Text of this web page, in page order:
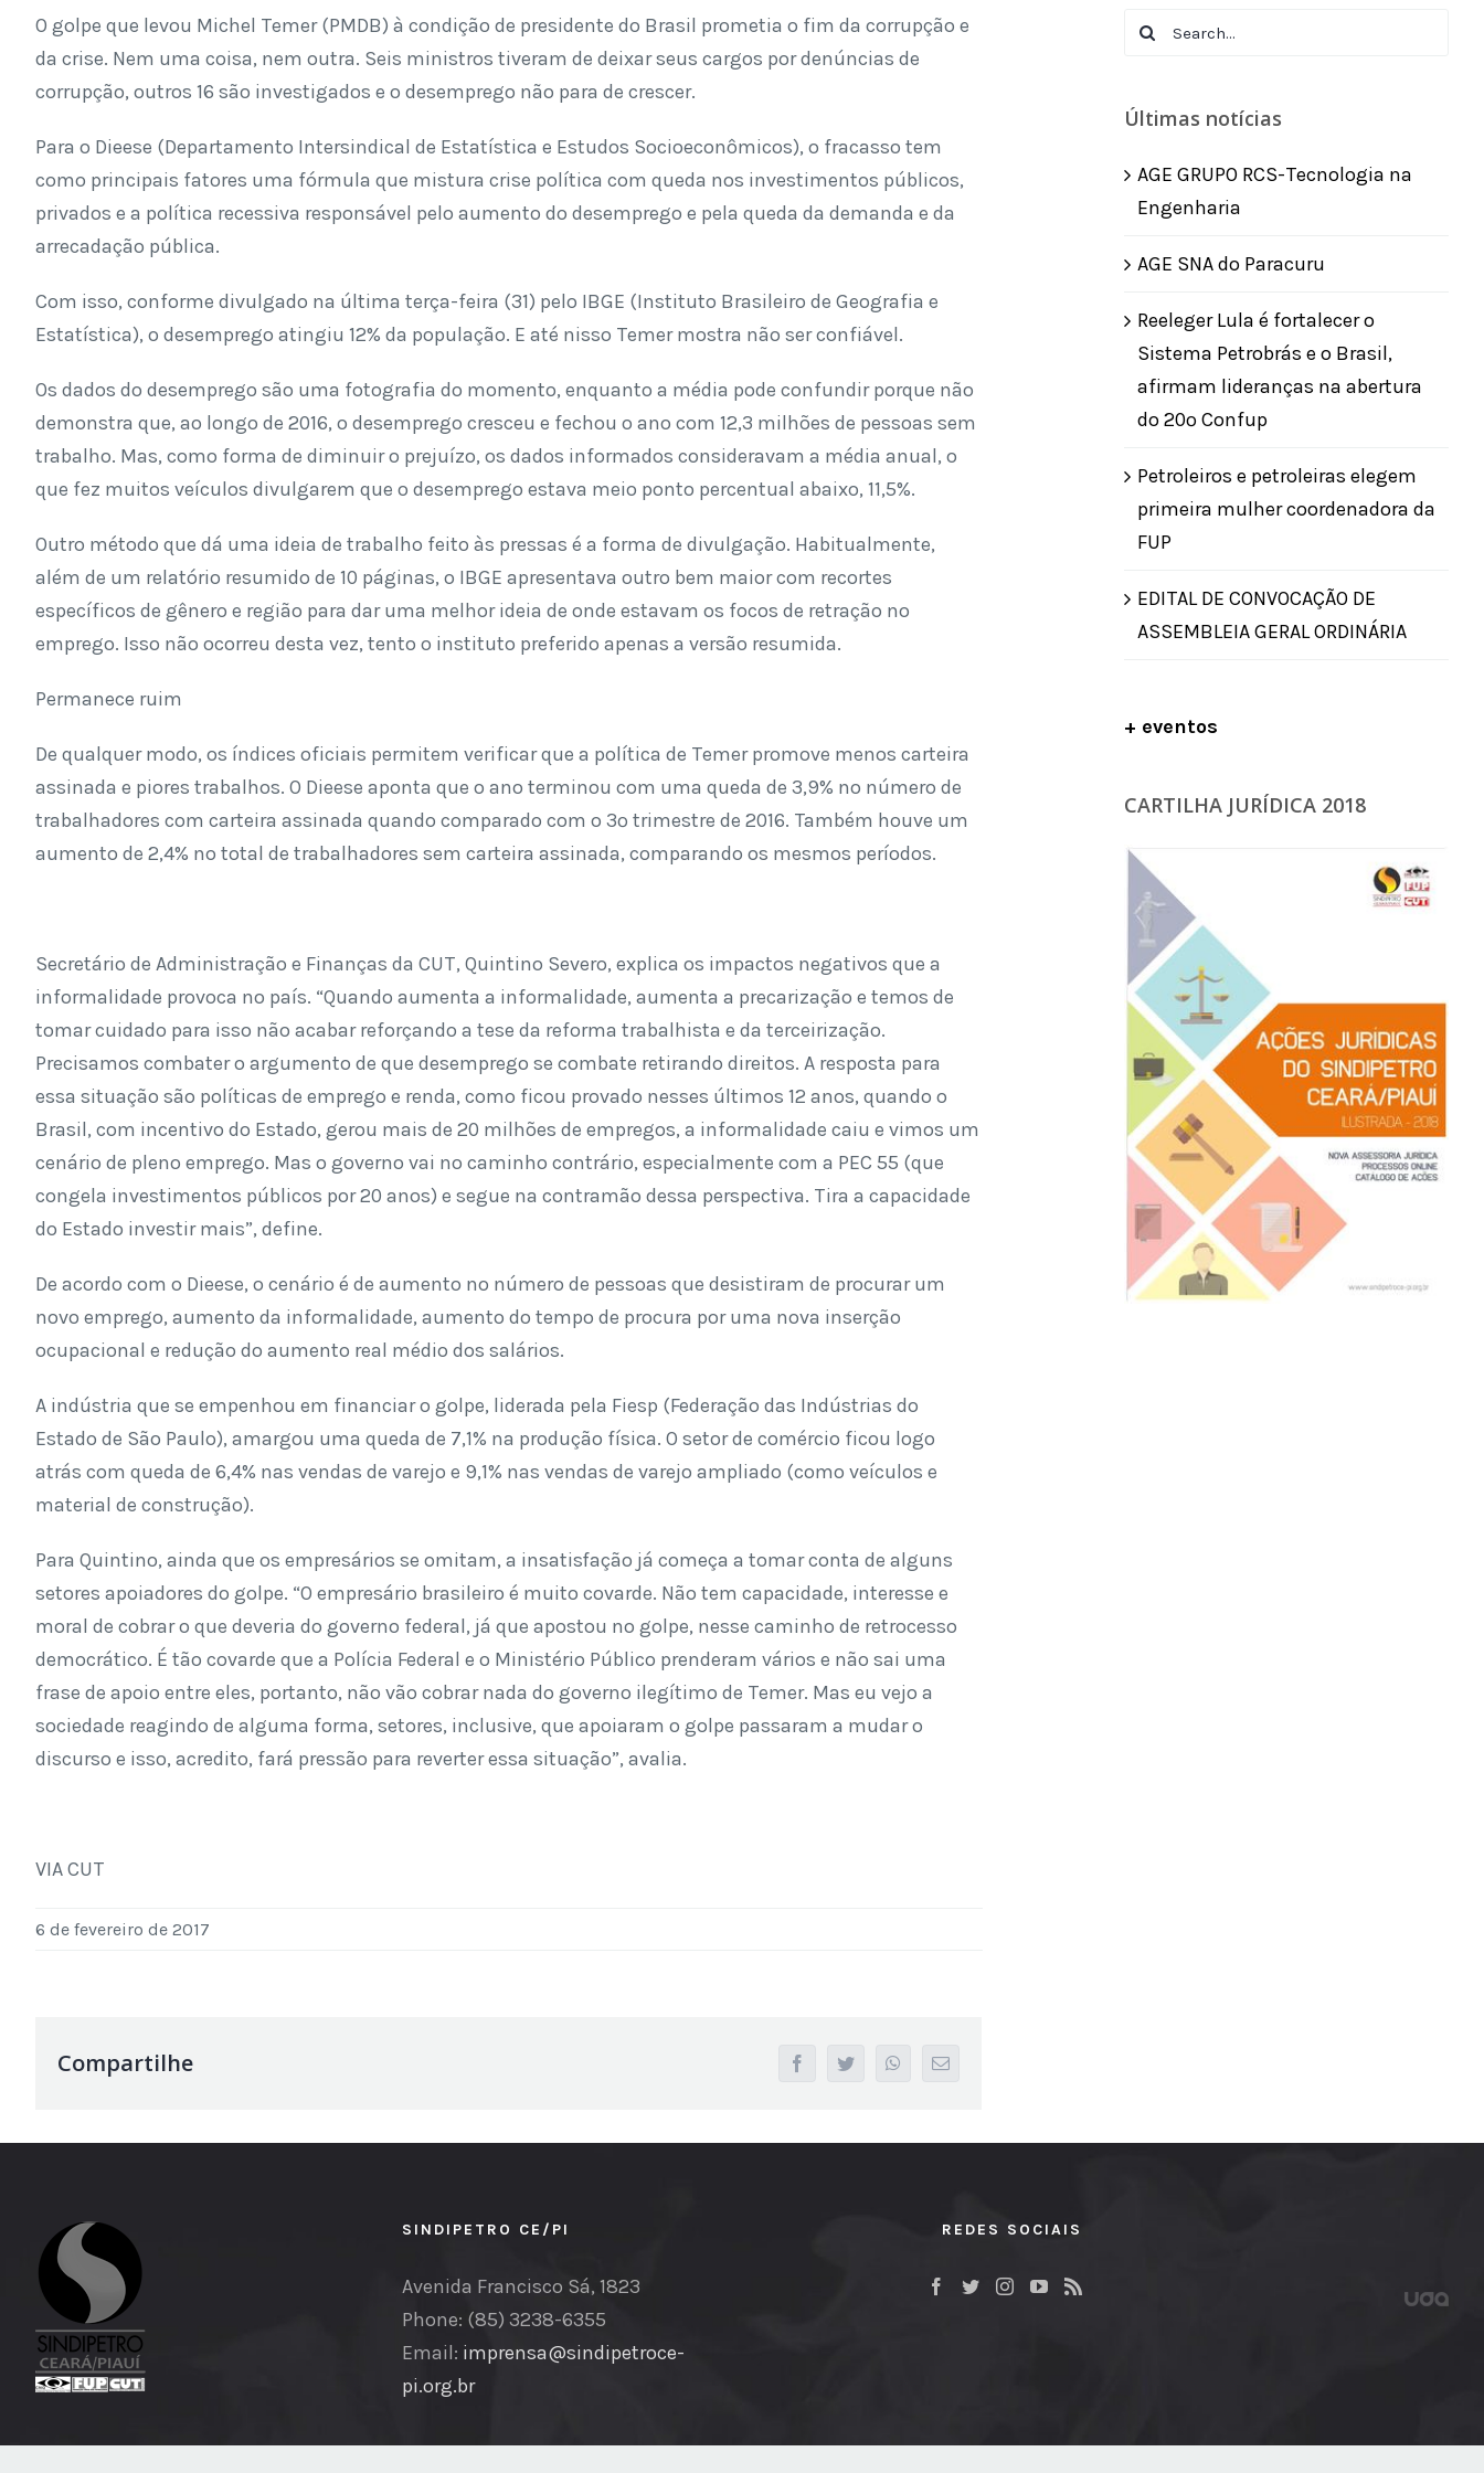
O golpe que levou Michel Temer (PMDB) à condição de presidente do Brasil prometia o fim da corrupção e
da crise. Nem uma coisa, nem outra. Seis ministros tiveram de deixar seus cargos por denúncias de
corrupção, outros 16 são investigados e o desemprego não para de crescer.
Para o Dieese (Departamento Intersindical de Estatística e Estudos Socioeconômicos), o fracasso tem
como principais fatores uma fórmula que mistura crise política com queda nos investimentos públicos,
privados e a política recessiva responsável pelo aumento do desemprego e pela queda da demanda e da
arrecadação pública.
Com isso, conforme divulgado na última terça-feira (31) pelo IBGE (Instituto Brasileiro de Geografia e
Estatística), o desemprego atingiu 12% da população. E até nisso Temer mostra não ser confiável.
Os dados do desemprego são uma fotografia do momento, enquanto a média pode confundir porque não
demonstra que, ao longo de 2016, o desemprego cresceu e fechou o ano com 12,3 milhões de pessoas sem
trabalho. Mas, como forma de diminuir o prejuízo, os dados informados consideravam a média anual, o
que fez muitos veículos divulgarem que o desemprego estava meio ponto percentual abaixo, 11,5%.
Outro método que dá uma ideia de trabalho feito às pressas é a forma de divulgação. Habitualmente,
além de um relatório resumido de 10 páginas, o IBGE apresentava outro bem maior com recortes
específicos de gênero e região para dar uma melhor ideia de onde estavam os focos de retração no
emprego. Isso não ocorreu desta vez, tento o instituto preferido apenas a versão resumida.
Permanece ruim
De qualquer modo, os índices oficiais permitem verificar que a política de Temer promove menos carteira
assinada e piores trabalhos. O Dieese aponta que o ano terminou com uma queda de 3,9% no número de
trabalhadores com carteira assinada quando comparado com o 3º trimestre de 2016. Também houve um
aumento de 2,4% no total de trabalhadores sem carteira assinada, comparando os mesmos períodos.
Secretário de Administração e Finanças da CUT, Quintino Severo, explica os impactos negativos que a
informalidade provoca no país. “Quando aumenta a informalidade, aumenta a precarização e temos de
tomar cuidado para isso não acabar reforçando a tese da reforma trabalhista e da terceirização.
Precisamos combater o argumento de que desemprego se combate retirando direitos. A resposta para
essa situação são políticas de emprego e renda, como ficou provado nesses últimos 12 anos, quando o
Brasil, com incentivo do Estado, gerou mais de 20 milhões de empregos, a informalidade caiu e vimos um
cenário de pleno emprego. Mas o governo vai no caminho contrário, especialmente com a PEC 55 (que
congela investimentos públicos por 20 anos) e segue na contramão dessa perspectiva. Tira a capacidade
do Estado investir mais”, define.
De acordo com o Dieese, o cenário é de aumento no número de pessoas que desistiram de procurar um
novo emprego, aumento da informalidade, aumento do tempo de procura por uma nova inserção
ocupacional e redução do aumento real médio dos salários.
A indústria que se empenhou em financiar o golpe, liderada pela Fiesp (Federação das Indústrias do
Estado de São Paulo), amargou uma queda de 7,1% na produção física. O setor de comércio ficou logo
atrás com queda de 6,4% nas vendas de varejo e 9,1% nas vendas de varejo ampliado (como veículos e
material de construção).
Para Quintino, ainda que os empresários se omitam, a insatisfação já começa a tomar conta de alguns
setores apoiadores do golpe. “O empresário brasileiro é muito covarde. Não tem capacidade, interesse e
moral de cobrar o que deveria do governo federal, já que apostou no golpe, nesse caminho de retrocesso
democrático. É tão covarde que a Polícia Federal e o Ministério Público prenderam vários e não sai uma
frase de apoio entre eles, portanto, não vão cobrar nada do governo ilegítimo de Temer. Mas eu vejo a
sociedade reagindo de alguma forma, setores, inclusive, que apoiaram o golpe passaram a mudar o
discurso e isso, acredito, fará pressão para reverter essa situação”, avalia.
VIA CUT
6 de fevereiro de 2017
Compartilhe facebooktwitter whatsappEmail
Search
Últimas notícias
AGE GRUPO RCS-Tecnologia na
Engenharia
AGE SNA do Paracuru
Reeleger Lula é fortalecer o
Sistema Petrobrás e o Brasil,
afirmam lideranças na abertura
do 20º Confup
Petroleiros e petroleiras elegem
primeira mulher coordenadora da
FUP
EDITAL DE CONVOCAÇÃO DE
ASSEMBLEIA GERAL ORDINÁRIA
+ eventos
CARTILHA JURÍDICA 2018
SINDIPETRO CE/PI
Avenida Francisco Sá, 1823
Phone: (85) 3238-6355
Email: imprensa@sindipetroce-
pi.org.br
REDES SOCIAIS